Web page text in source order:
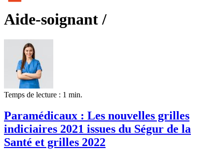
Aide-soignant /
Temps de lecture : 1 min.
Paramédicaux : Les nouvelles grilles
indiciaires 2021 issues du Ségur de la
Santé et grilles 2022